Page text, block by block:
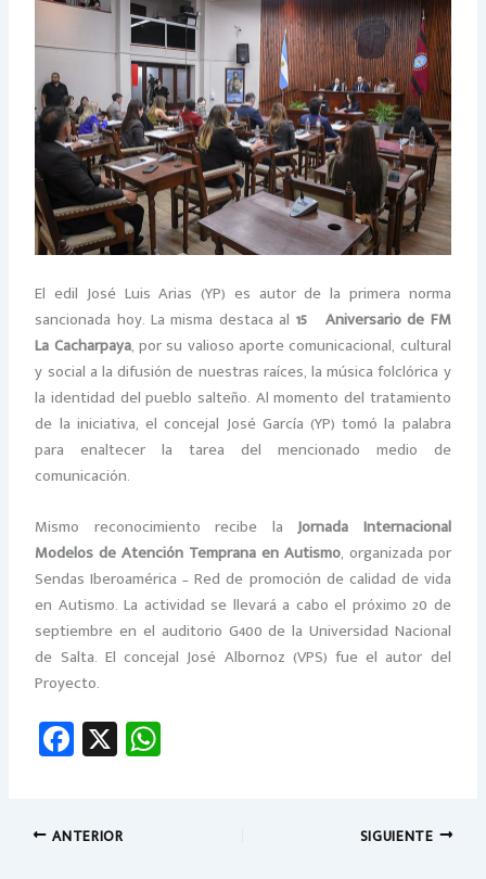
El edil José Luis Arias (YP) es autor de la primera norma
sancionada hoy. La misma destaca al 15º Aniversario de FM
La Cacharpaya, por su valioso aporte comunicacional, cultural
y social a la difusión de nuestras raíces, la música folclórica y
la identidad del pueblo salteño. Al momento del tratamiento
de la iniciativa, el concejal José García (YP) tomó la palabra
para enaltecer la tarea del mencionado medio de
comunicación.
Mismo reconocimiento recibe laJornada Internacional
Modelos de Atención Temprana en Autismo, organizada por
Sendas Iberoamérica – Red de promoción de calidad de vida
en Autismo. La actividad se llevará a cabo el próximo 20 de
septiembre en el auditorio G400 de la Universidad Nacional
de Salta. El concejal José Albornoz (VPS) fue el autor del
Proyecto.
Fa
ce
o
X
ANTERIOR SIGUIENTE